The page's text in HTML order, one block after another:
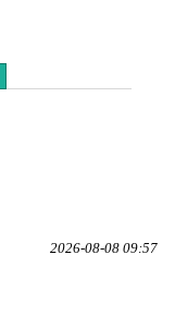
2026-08-08 09:57